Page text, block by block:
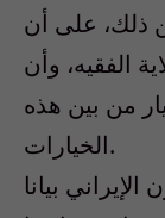
ذلك، على أن
الفقيه، وأن
من بين هذه
الخيارات.
الإيراني بيانا